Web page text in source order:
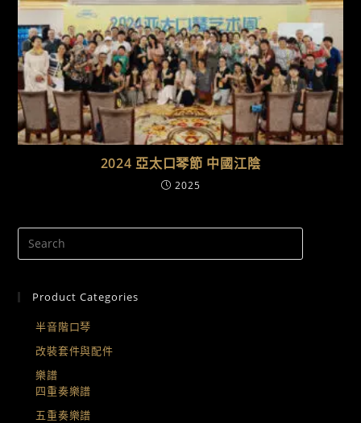
2024 亞太口琴節 中國江陰
2025
Product Categories
半音階口琴
改裝套件與配件
樂譜
四重奏樂譜
五重奏樂譜